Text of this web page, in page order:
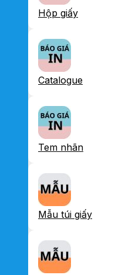
Hộp giấy
Catalogue
Tem nhãn
Mẫu túi giấy